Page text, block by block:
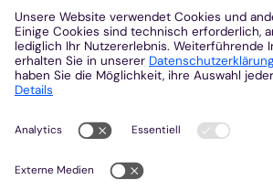
Nachrichten
Veranstaltungen
Gottesdienste
Stellenangebote
Kirchenzeitung